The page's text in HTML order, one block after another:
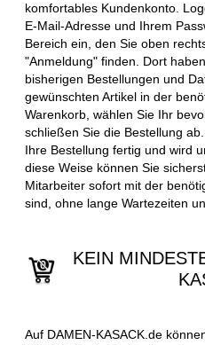
komfortables Kundenkonto.
E-Mail-Adresse und Ihrem
Bereich ein, den Sie oben
"Anmeldung" finden. Dort
bisherigen Bestellungen und
gewünschten Artikel in der
Warenkorb, wählen Sie Ihr
schließen Sie die Bestellung
Ihre Bestellung fertig und wird
diese Weise können Sie
Mitarbeiter sofort mit der
sind, ohne lange Wartezeiten
KEIN
Auf DAMEN-KASACK.de